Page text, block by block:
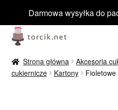
Darmowa wysyłka do
Przejdź
do
nawigacji
Przejdź
do
treści
Jadalne
Strona główna Akcesoria
cukiernicze
Kartony